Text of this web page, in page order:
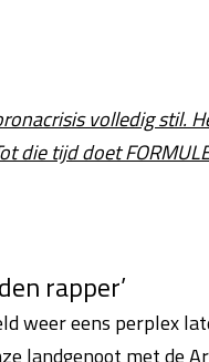
volledig stil.
die tijd doet
rapper’
weer eens perplex
landgenoot met de